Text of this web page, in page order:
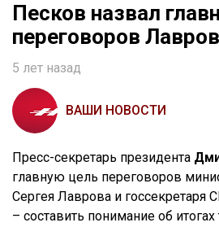
Песков назвал
переговоров
5 лет назад
ВАШИ НОВОСТИ
Пресс-секретарь президента
главную цель переговоров
Сергея Лаврова и госсекретаря
– составить понимание об